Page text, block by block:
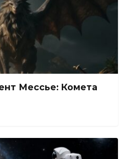
Мессье: Комета